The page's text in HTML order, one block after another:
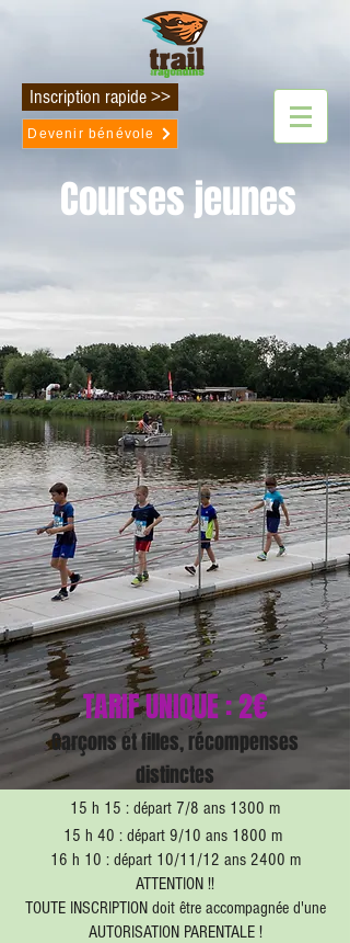
Inscription rapide >>
Devenir bénévole
Courses jeunes
TARIF UNIQUE : 2€
Garçons et filles, récompenses
distinctes
15 h 15 : départ 7/8 ans 1300 m
15 h 40 : départ 9/10 ans 1800 m
16 h 10 : départ 10/11/12 ans 2400 m
ATTENTION !!
TOUTE INSCRIPTION doit être accompagnée d'une
AUTORISATION PARENTALE !